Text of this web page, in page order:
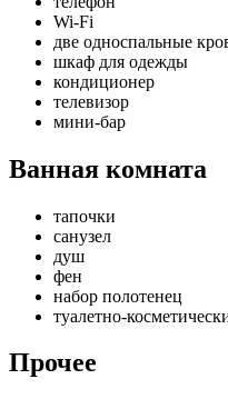
Wi-Fi
две односпальные
шкаф для одежды
кондиционер
телевизор
мини-бар
Ванная комната
тапочки
санузел
душ
фен
набор полотенец
туалетно-
Прочее